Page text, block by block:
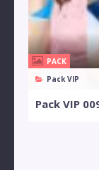
PACK
Pack VIP
Pack VIP